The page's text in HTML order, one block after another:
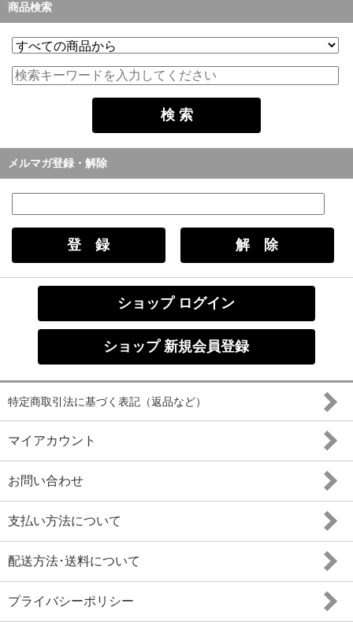
商品検索
メルマガ登録・解除
ショップ ログイン
ショップ 新規会員登録
特定商取引法に基づく表記（返品など）
マイアカウント
お問い合わせ
支払い方法について
配送方法･送料について
プライバシーポリシー